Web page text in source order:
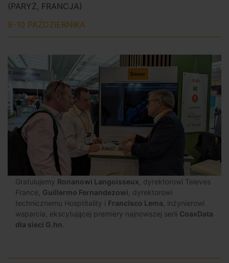
(PARYŻ, FRANCJA)
8-10 PAŹDZIERNIKA
Gratulujemy Ronanowi Langoisseux , dyrektorowi Televes
France, Guillermo Fernandezowi , dyrektorowi
technicznemu Hosptitality i Francisco Lema , inżynierowi
wsparcia, ekscytującej premiery najnowszej serii CoaxData
dla sieci G.hn